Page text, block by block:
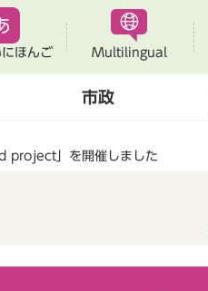
ほんご Multilingual
市政
project」を開催しました